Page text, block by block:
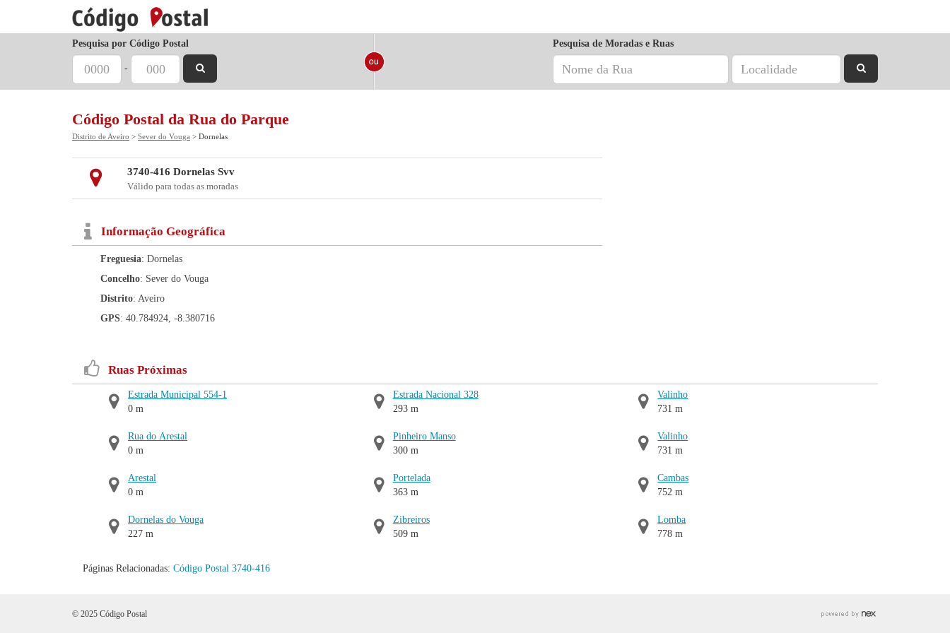
Pesquisa por Código Postal
-
Pesquisa de Moradas e Ruas
Código Postal da Rua do Parque
Distrito de Aveiro > Sever do Vouga > Dornelas
3740-416 Dornelas Svv
Válido para todas as moradas
Informação Geográfica
Freguesia: Dornelas
Concelho: Sever do Vouga
Distrito: Aveiro
GPS: 40.784924, -8.380716
Ruas Próximas
Estrada Municipal 554-1
0 m
Rua do Arestal
0 m
Arestal
0 m
Dornelas do Vouga
227 m
Estrada Nacional 328
293 m
Pinheiro Manso
300 m
Portelada
363 m
Zibreiros
509 m
Valinho
731 m
Valinho
731 m
Cambas
752 m
Lomba
778 m
Páginas Relacionadas: Código Postal 3740-416
© 2025 Código Postal